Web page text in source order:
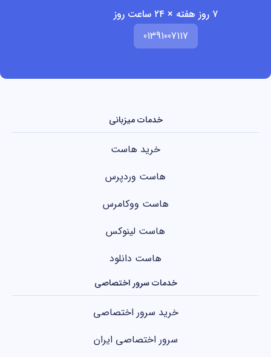
۷ روز هفته × ۲۴ ساعت روز
01391007117
خدمات میزبانی
خرید هاست
هاست وردپرس
هاست ووکامرس
هاست لینوکس
هاست دانلود
خدمات سرور اختصاصی
خرید سرور اختصاصی
سرور اختصاصی ایران